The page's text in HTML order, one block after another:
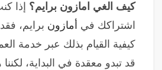
كيف الغي امازون برايم؟ إذا
اشتراكك في أمازون برايم،
كيفية القيام بذلك عبر خدمة
قد تبدو معقدة في البداية،